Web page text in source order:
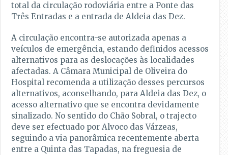
total da circulação rodoviária entre a Ponte das
Três Entradas e a entrada de Aldeia das Dez.
A circulação encontra-se autorizada apenas a
veículos de emergência, estando definidos acessos
alternativos para as deslocações às localidades
afectadas. A Câmara Municipal de Oliveira do
Hospital recomenda a utilização desses percursos
alternativos, aconselhando, para Aldeia das Dez, o
acesso alternativo que se encontra devidamente
sinalizado. No sentido do Chão Sobral, o trajecto
deve ser efectuado por Alvoco das Várzeas,
seguindo a via panorâmica recentemente aberta
entre a Quinta das Tapadas, na freguesia de